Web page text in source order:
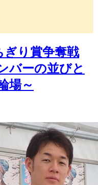
ぎり賞争奪戦
バーの並びと
場～